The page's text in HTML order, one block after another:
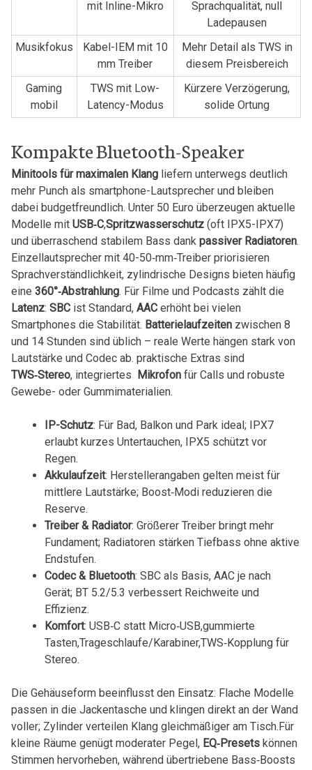
mit Inline-Mikro
Sprachqualität, null
Ladepausen
Musikfokus
Kabel-IEM mit‍ 10
mm Treiber
Mehr Detail ⁣als⁣ TWS in
diesem Preisbereich
Gaming
mobil
TWS mit Low-
Latency-Modus
Kürzere Verzögerung,
solide Ortung
Kompakte‌ Bluetooth-Speaker
Minitools für maximalen Klangliefern unterwegs deutlich
‍mehr Punch als smartphone-Lautsprecher ‍und bleiben‍
dabei ​budgetfreundlich. Unter 50 Euro überzeugen aktuelle‌
Modelle mit USB‑C,Spritzwasserschutz(oft IPX5-IPX7)
und überraschend⁣ stabilem Bass dank passiver ​Radiatoren.
Einzellautsprecher mit 40-50‑mm‑Treiber priorisieren
Sprachverständlichkeit, zylindrische ‌Designs bieten häufig
eine‌ 360°‑Abstrahlung. ‍Für Filme und Podcasts zählt die
Latenz: SBCist Standard, AACerhöht bei vielen
‍Smartphones die ⁣Stabilität. Batterielaufzeitenzwischen⁤ 8
und 14 Stunden sind üblich – reale ⁣Werte hängen ​stark von
Lautstärke und Codec‍ ab. praktische ​Extras sind
TWS‑Stereo, integriertes ⁢ Mikrofonfür⁢ Calls und robuste
Gewebe- oder Gummimaterialien.
IP-Schutz: Für Bad, Balkon und Park ideal; IPX7‌
erlaubt kurzes Untertauchen, IPX5 schützt ​vor
Regen.
Akkulaufzeit: ⁣Herstellerangaben gelten meist für​
mittlere Lautstärke; Boost‑Modi ​reduzieren die
Reserve.
Treiber & Radiator: Größerer Treiber bringt⁤ mehr
Fundament; Radiatoren stärken Tiefbass ohne aktive
Endstufen.
Codec ​& Bluetooth: SBC⁢ als ⁢Basis, AAC je nach
Gerät;⁤ BT 5.2/5.3 verbessert Reichweite und
Effizienz.
Komfort: ​USB‑C statt Micro‑USB,gummierte
Tasten,Trageschlaufe/Karabiner,TWS‑Kopplung⁢ für‌
Stereo.
Die Gehäuseform beeinflusst den Einsatz: ⁤Flache Modelle
passen⁣ in die Jackentasche und klingen direkt an der Wand⁣
voller; Zylinder verteilen Klang ⁤gleichmäßiger‍ am ⁣Tisch.Für
kleine Räume genügt moderater Pegel, EQ‑Presetskönnen
Stimmen hervorheben, während übertriebene ⁤Bass‑Boosts